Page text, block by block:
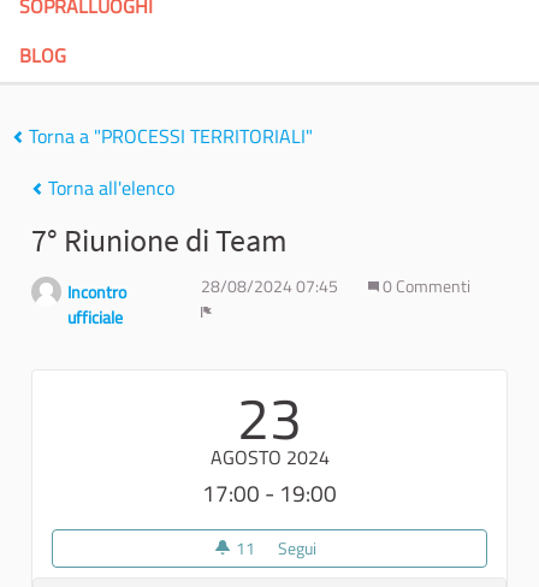
SOPRALLUOGHI
BLOG
Torna a "PROCESSI TERRITORIALI"
Torna all'elenco
7° Riunione di Team
Incontro
ufficiale
28/08/2024 07:45
0 Commenti
23
AGOSTO 2024
17:00 - 19:00
11 11 sostenitori
Segui